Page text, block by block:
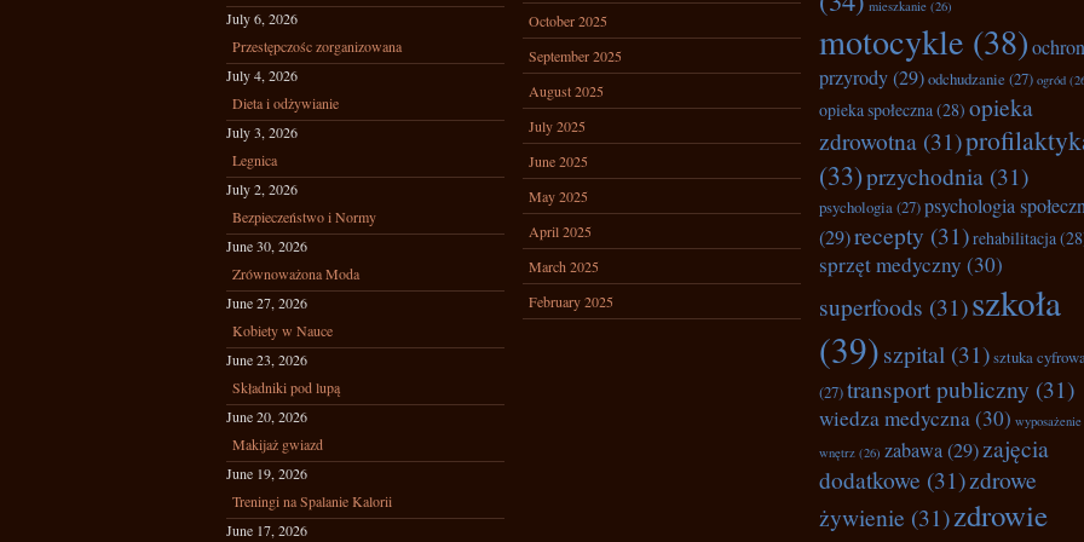
July 6, 2026
Przestępczośc zorganizowana
July 4, 2026
Dieta i odżywianie
July 3, 2026
Legnica
July 2, 2026
Bezpieczeństwo i Normy
June 30, 2026
Zrównoważona Moda
June 27, 2026
Kobiety w Nauce
June 23, 2026
Składniki pod lupą
June 20, 2026
Makijaż gwiazd
June 19, 2026
Treningi na Spalanie Kalorii
June 17, 2026
October 2025
September 2025
August 2025
July 2025
June 2025
May 2025
April 2025
March 2025
February 2025
mieszkanie (26)
motocykle (38)
przyrody(29)odchudzanie (27) ogród
opieka społeczna(28) opieka
zdrowotna (31)
(33)przychodnia (31)
psychologia(27)psychologia
(29)recepty (31)rehabilitacja
sprzęt medyczny (30)
superfoods (31)szkoła
(39)szpital (31)sztuka
(27)transport publiczny (31)
wiedza medyczna(30) wyposażenie
wnętrz (26) zabawa(29)zajęcia
dodatkowe (31)zdrowe
żywienie (31)zdrowie